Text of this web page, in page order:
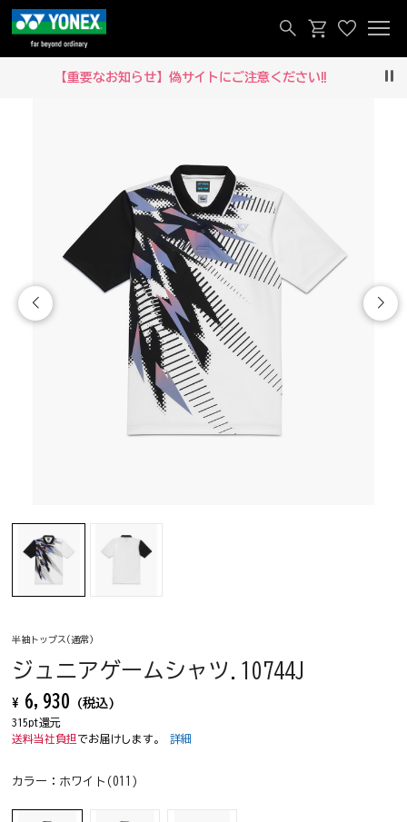
【重要なお知らせ】偽サイトにご注意ください‼
半袖トップス(通常)
ジュニアゲームシャツ.10744J
¥ 6,930 (税込)
315pt還元
送料当社負担 でお届けします。詳細
カラー： ホワイト(011)